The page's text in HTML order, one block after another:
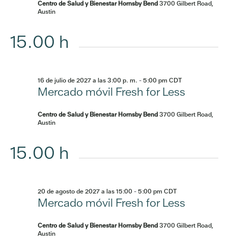
Centro de Salud y Bienestar Hornsby Bend3700 Gilbert Road,
Austin
15.00 h
Mercado móvil Fresh for Less
16 de julio de 2027 a las 3:00 p. m. -5:00 pm CDT
Centro de Salud y Bienestar Hornsby Bend3700 Gilbert Road,
Austin
15.00 h
Mercado móvil Fresh for Less
20 de agosto de 2027 a las 15:00-5:00 pm CDT
Centro de Salud y Bienestar Hornsby Bend3700 Gilbert Road,
Austin